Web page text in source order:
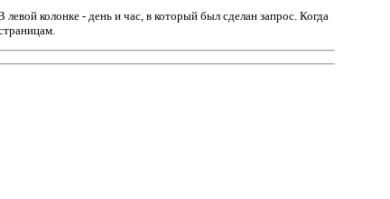
левой колонке - день и час, в который был сделан запрос. Когда